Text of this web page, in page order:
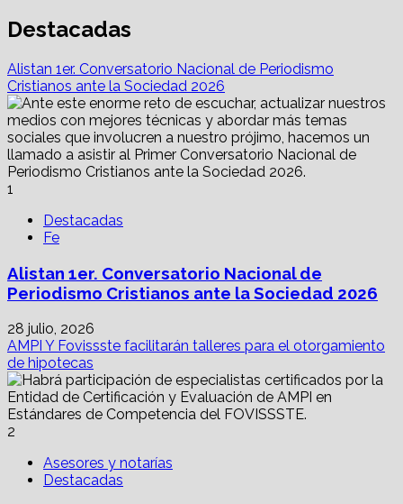
Destacadas
Alistan 1er. Conversatorio Nacional de Periodismo
Cristianos ante la Sociedad 2026
1
Destacadas
Fe
Alistan 1er. Conversatorio Nacional de
Periodismo Cristianos ante la Sociedad 2026
28 julio, 2026
AMPI Y Fovissste facilitarán talleres para el otorgamiento
de hipotecas
2
Asesores y notarías
Destacadas